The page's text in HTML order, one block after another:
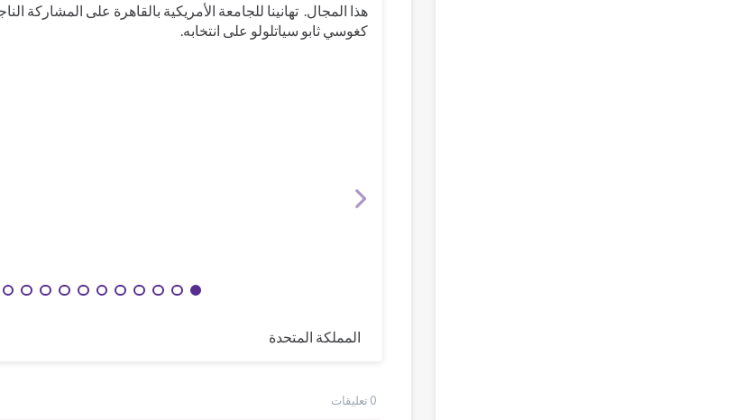
هذا المجال. تهانينا للجامعة الأمريكية بالقاهرة على المشاركة
كغوسي ثابو سياتلولو على انتخابه.
المملكة المتحدة
0 تعليقات